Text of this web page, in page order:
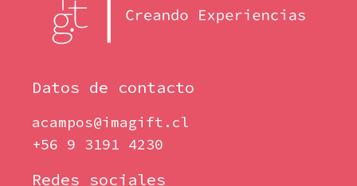
Datos de contacto
acampos@imagift.cl
+56 9 3191 4230
Redes sociales